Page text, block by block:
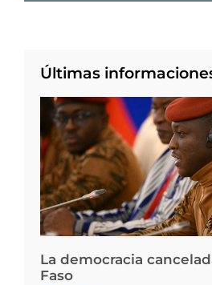
Últimas
La democracia
Faso